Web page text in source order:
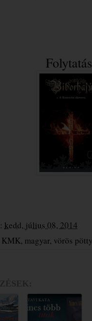
kedd, július 08, 2014
KMK, magyar, vörös